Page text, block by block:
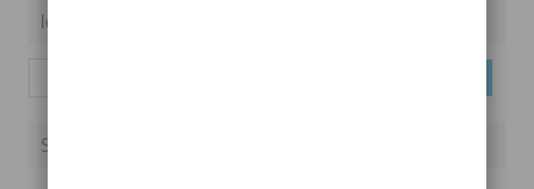
Ieškoti
Susisiekite su mumis